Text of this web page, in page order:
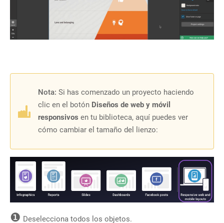
Nota: Si has comenzado un proyecto haciendo
clic en el botón Diseños de web y móvil
responsivos en tu biblioteca, aquí puedes ver
cómo cambiar el tamaño del lienzo:
❶ Deselecciona todos los objetos.